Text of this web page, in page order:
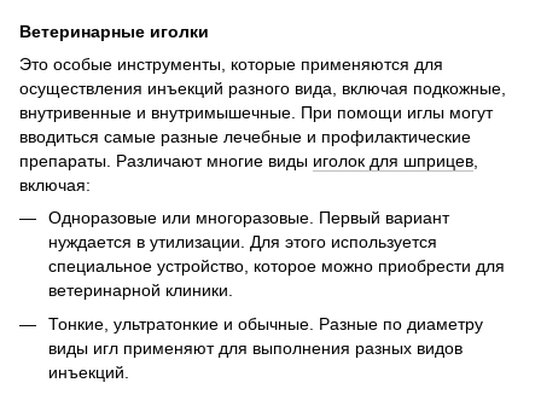
Ветеринарные иголки
Это особые инструменты, которые применяются для
осуществления инъекций разного вида, включая подкожные,
внутривенные и внутримышечные. При помощи иглы могут
вводиться самые разные лечебные и профилактические
препараты. Различают многие виды иголок для шприцев
включая:
Одноразовые или многоразовые. Первый вариант
нуждается в утилизации. Для этого используется
специальное устройство, которое можно приобрести для
ветеринарной клиники.
Тонкие, ультратонкие и обычные. Разные по диаметру
виды игл применяют для выполнения разных видов
инъекций.